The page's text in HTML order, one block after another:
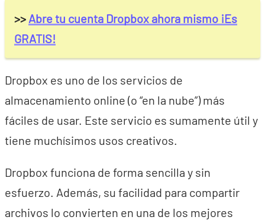
>> Abre tu cuenta Dropbox ahora mismo ¡Es
GRATIS!
Dropbox es uno de los servicios de
almacenamiento online (o “en la nube”) más
fáciles de usar. Este servicio es sumamente útil y
tiene muchísimos usos creativos.
Dropbox funciona de forma sencilla y sin
esfuerzo. Además, su facilidad para compartir
archivos lo convierten en una de los mejores